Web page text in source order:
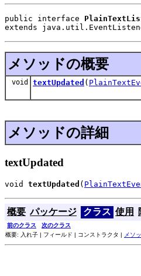
public interface
extends
メソッドの概要
void textUpdated (
メソッドの詳細
textUpdated
void textUpdated (
概要 パッケージ クラス 使用
前のクラス
次のクラス
概要: 入れ子 | フィールド | コンストラクタ | メソ